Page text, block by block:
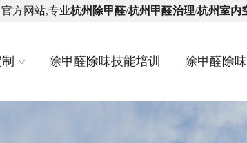
方网站,专业杭州除甲醛/杭州甲醛治理/杭州室内
除甲醛除味技能培训 除甲醛除